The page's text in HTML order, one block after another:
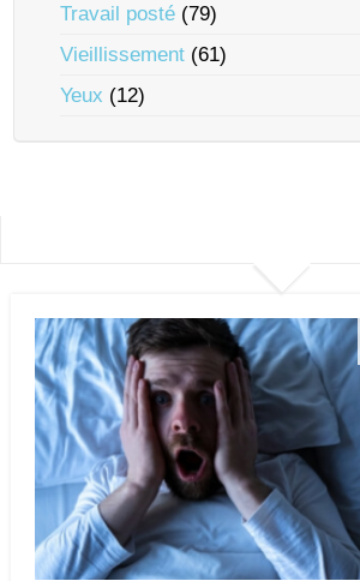
Travail posté (79)
Vieillissement (61)
Yeux (12)